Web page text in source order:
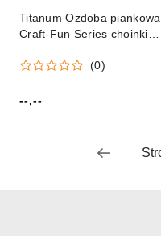
Titanum Ozdoba piankowa
Craft-Fun Series choinki
(0)
Cena:
--,--